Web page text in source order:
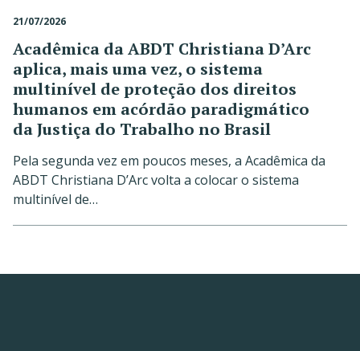
21/07/2026
Acadêmica da ABDT Christiana D’Arc
aplica, mais uma vez, o sistema
multinível de proteção dos direitos
humanos em acórdão paradigmático
da Justiça do Trabalho no Brasil
Pela segunda vez em poucos meses, a Acadêmica da
ABDT Christiana D’Arc volta a colocar o sistema
multinível de…